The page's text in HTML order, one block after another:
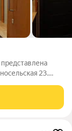
23.
вопросы,